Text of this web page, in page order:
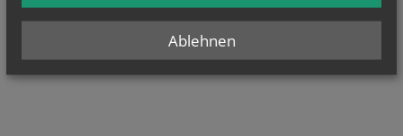
GOTTESDIENSTE
Ablehnen